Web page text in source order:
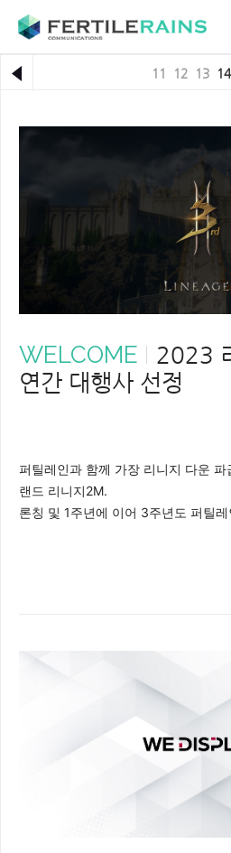
11 12 13 14
WELCOME
2023
연간 대행사 선정
퍼틸레인과 함께 가장 리니지 다운
랜드 리니지2M.
론칭 및 1주년에 이어 3주년도 퍼틸